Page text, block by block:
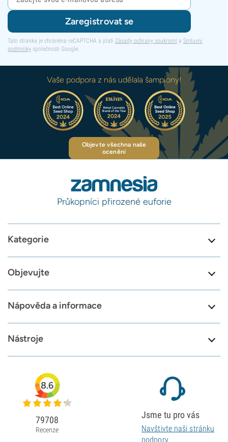
Zaregistrovat se
Tato stránka je chráněna reCAPTCHA a platí Zásady ochrany soukromí a Smluvní
podmínky společnosti Google.
Vaše podpora z nás udělala šampiony!
Objevte všechna naše
ocenění
Průkopníci přirozené euforie
Kategorie
Objevujte
Nápověda a informace
Nástroje
8.6
79708
Recenze
Jsme tu pro vás
Navštivte naši stránku
podpory